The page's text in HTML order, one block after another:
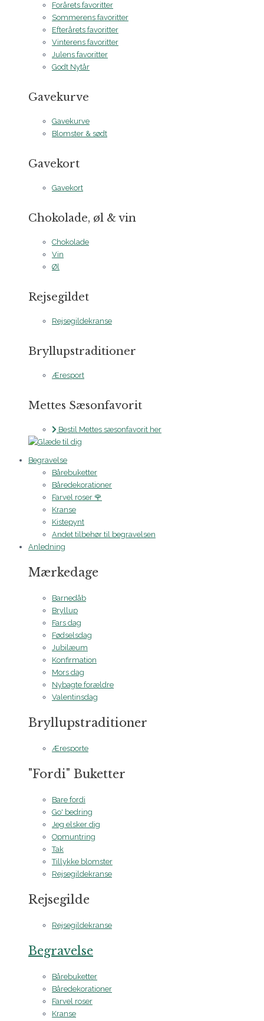
Forårets favoritter
Sommerens favoritter
Efterårets favoritter
Vinterens favoritter
Julens favoritter
Godt Nytår
Gavekurve
Gavekurve
Blomster & sødt
Gavekort
Gavekort
Chokolade, øl & vin
Chokolade
Vin
Øl
Rejsegildet
Rejsegildekranse
Bryllupstraditioner
Æresport
Mettes Sæsonfavorit
Bestil Mettes sæsonfavorit her
Begravelse
Bårebuketter
Båredekorationer
Farvel roser 🌹
Kranse
Kistepynt
Andet tilbehør til begravelsen
Anledning
Mærkedage
Barnedåb
Bryllup
Fars dag
Fødselsdag
Jubilæum
Konfirmation
Mors dag
Nybagte forældre
Valentinsdag
Bryllupstraditioner
Æresporte
"Fordi" Buketter
Bare fordi
Go' bedring
Jeg elsker dig
Opmuntring
Tak
Tillykke blomster
Rejsegildekranse
Rejsegilde
Rejsegildekranse
Begravelse
Bårebuketter
Båredekorationer
Farvel roser
Kranse